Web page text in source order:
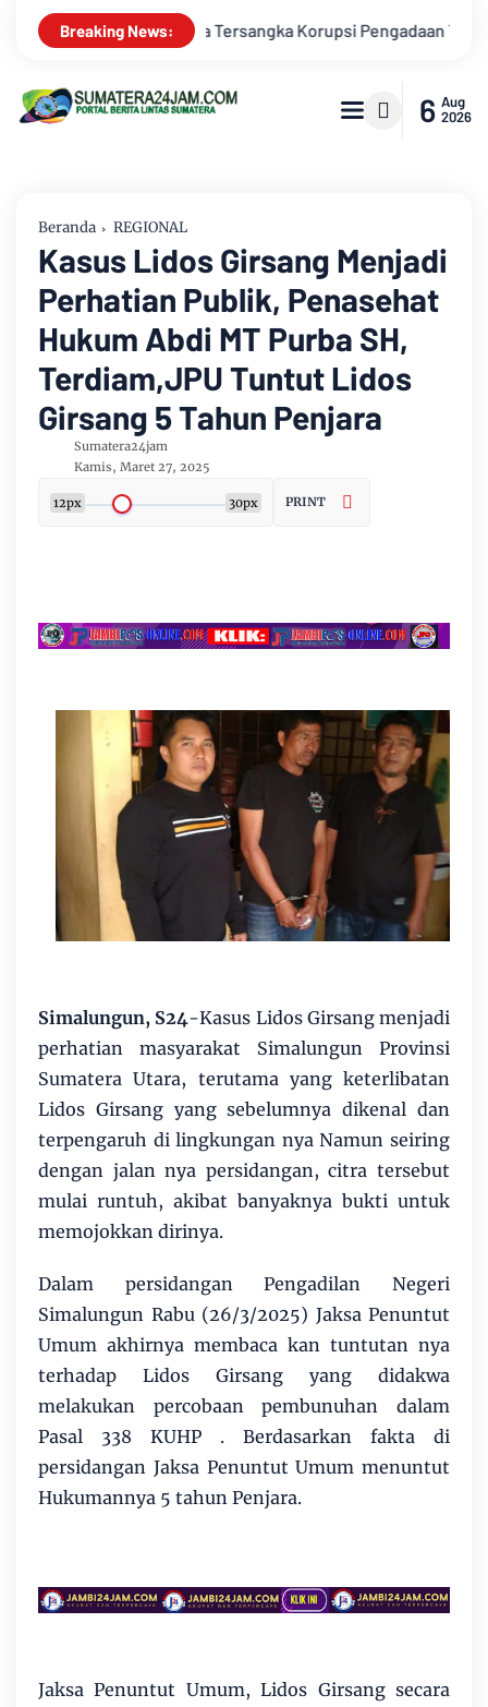
Breaking News:
Tanah Akses Pelabuhan Ujung Jabung Ke Penuntut Umum
6 Aug
2026
Beranda REGIONAL
Kasus Lidos Girsang Menjadi
Perhatian Publik, Penasehat
Hukum Abdi MT Purba SH,
Terdiam,JPU Tuntut Lidos
Girsang 5 Tahun Penjara
Sumatera24jam
Kamis, Maret 27, 2025
12px 30px PRINT
Simalungun, S24-Kasus Lidos Girsang menjadi
perhatian masyarakat Simalungun Provinsi
Sumatera Utara, terutama yang keterlibatan
Lidos Girsang yang sebelumnya dikenal dan
terpengaruh di lingkungan nya Namun seiring
dengan jalan nya persidangan, citra tersebut
mulai runtuh, akibat banyaknya bukti untuk
memojokkan dirinya.
Dalam persidangan Pengadilan Negeri
Simalungun Rabu (26/3/2025) Jaksa Penuntut
Umum akhirnya membaca kan tuntutan nya
terhadap Lidos Girsang yang didakwa
melakukan percobaan pembunuhan dalam
Pasal 338 KUHP . Berdasarkan fakta di
persidangan Jaksa Penuntut Umum menuntut
Hukumannya 5 tahun Penjara.
Jaksa Penuntut Umum, Lidos Girsang secara